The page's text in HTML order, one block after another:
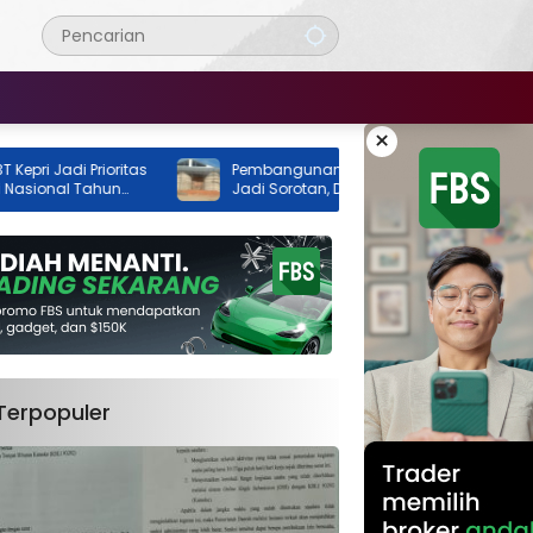
×
Prioritas
Tahun
Pembangunan GOR Tenis Rimba Jaya
Jadi Sorotan, Dua Instansi Klaim Belum
Ada Izin